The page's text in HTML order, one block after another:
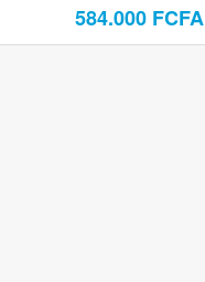
584.000 FCFA